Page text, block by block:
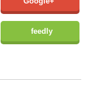
feedly